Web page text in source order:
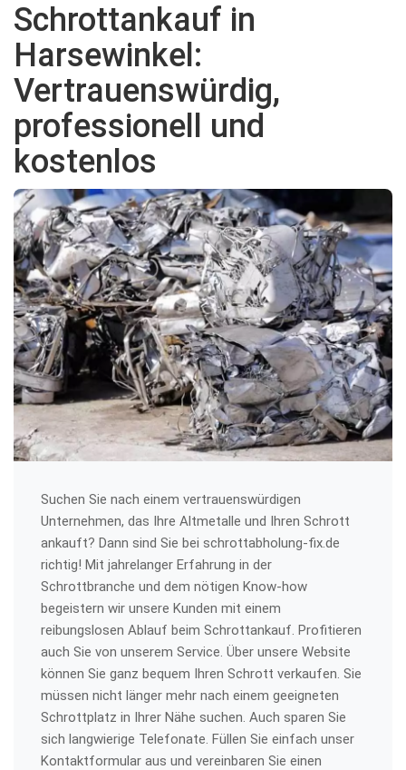
Schrottankauf in
Harsewinkel:
Vertrauenswürdig,
professionell und
kostenlos
Suchen Sie nach einem vertrauenswürdigen
Unternehmen, das Ihre Altmetalle und Ihren Schrott
ankauft? Dann sind Sie bei schrottabholung-fix.de
richtig! Mit jahrelanger Erfahrung in der
Schrottbranche und dem nötigen Know-how
begeistern wir unsere Kunden mit einem
reibungslosen Ablauf beim Schrottankauf. Profitieren
auch Sie von unserem Service. Über unsere Website
können Sie ganz bequem Ihren Schrott verkaufen. Sie
müssen nicht länger mehr nach einem geeigneten
Schrottplatz in Ihrer Nähe suchen. Auch sparen Sie
sich langwierige Telefonate. Füllen Sie einfach unser
Kontaktformular aus und vereinbaren Sie einen